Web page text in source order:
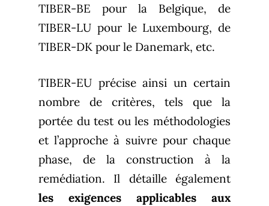
TIBER-BE pour la Belgique, de
TIBER-LU pour le Luxembourg, de
TIBER-DK pour le Danemark, etc.
TIBER-EU précise ainsi un certain
nombre de critères, tels que la
portée du test ou les méthodologies
et l’approche à suivre pour chaque
phase, de la construction à la
remédiation. Il détaille également
les exigences applicables aux